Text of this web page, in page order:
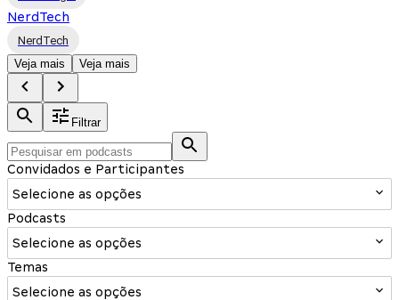
NerdTech
NerdTech
Veja mais
Veja mais
Filtrar
Convidados e Participantes
Selecione as opções
Podcasts
Selecione as opções
Temas
Selecione as opções